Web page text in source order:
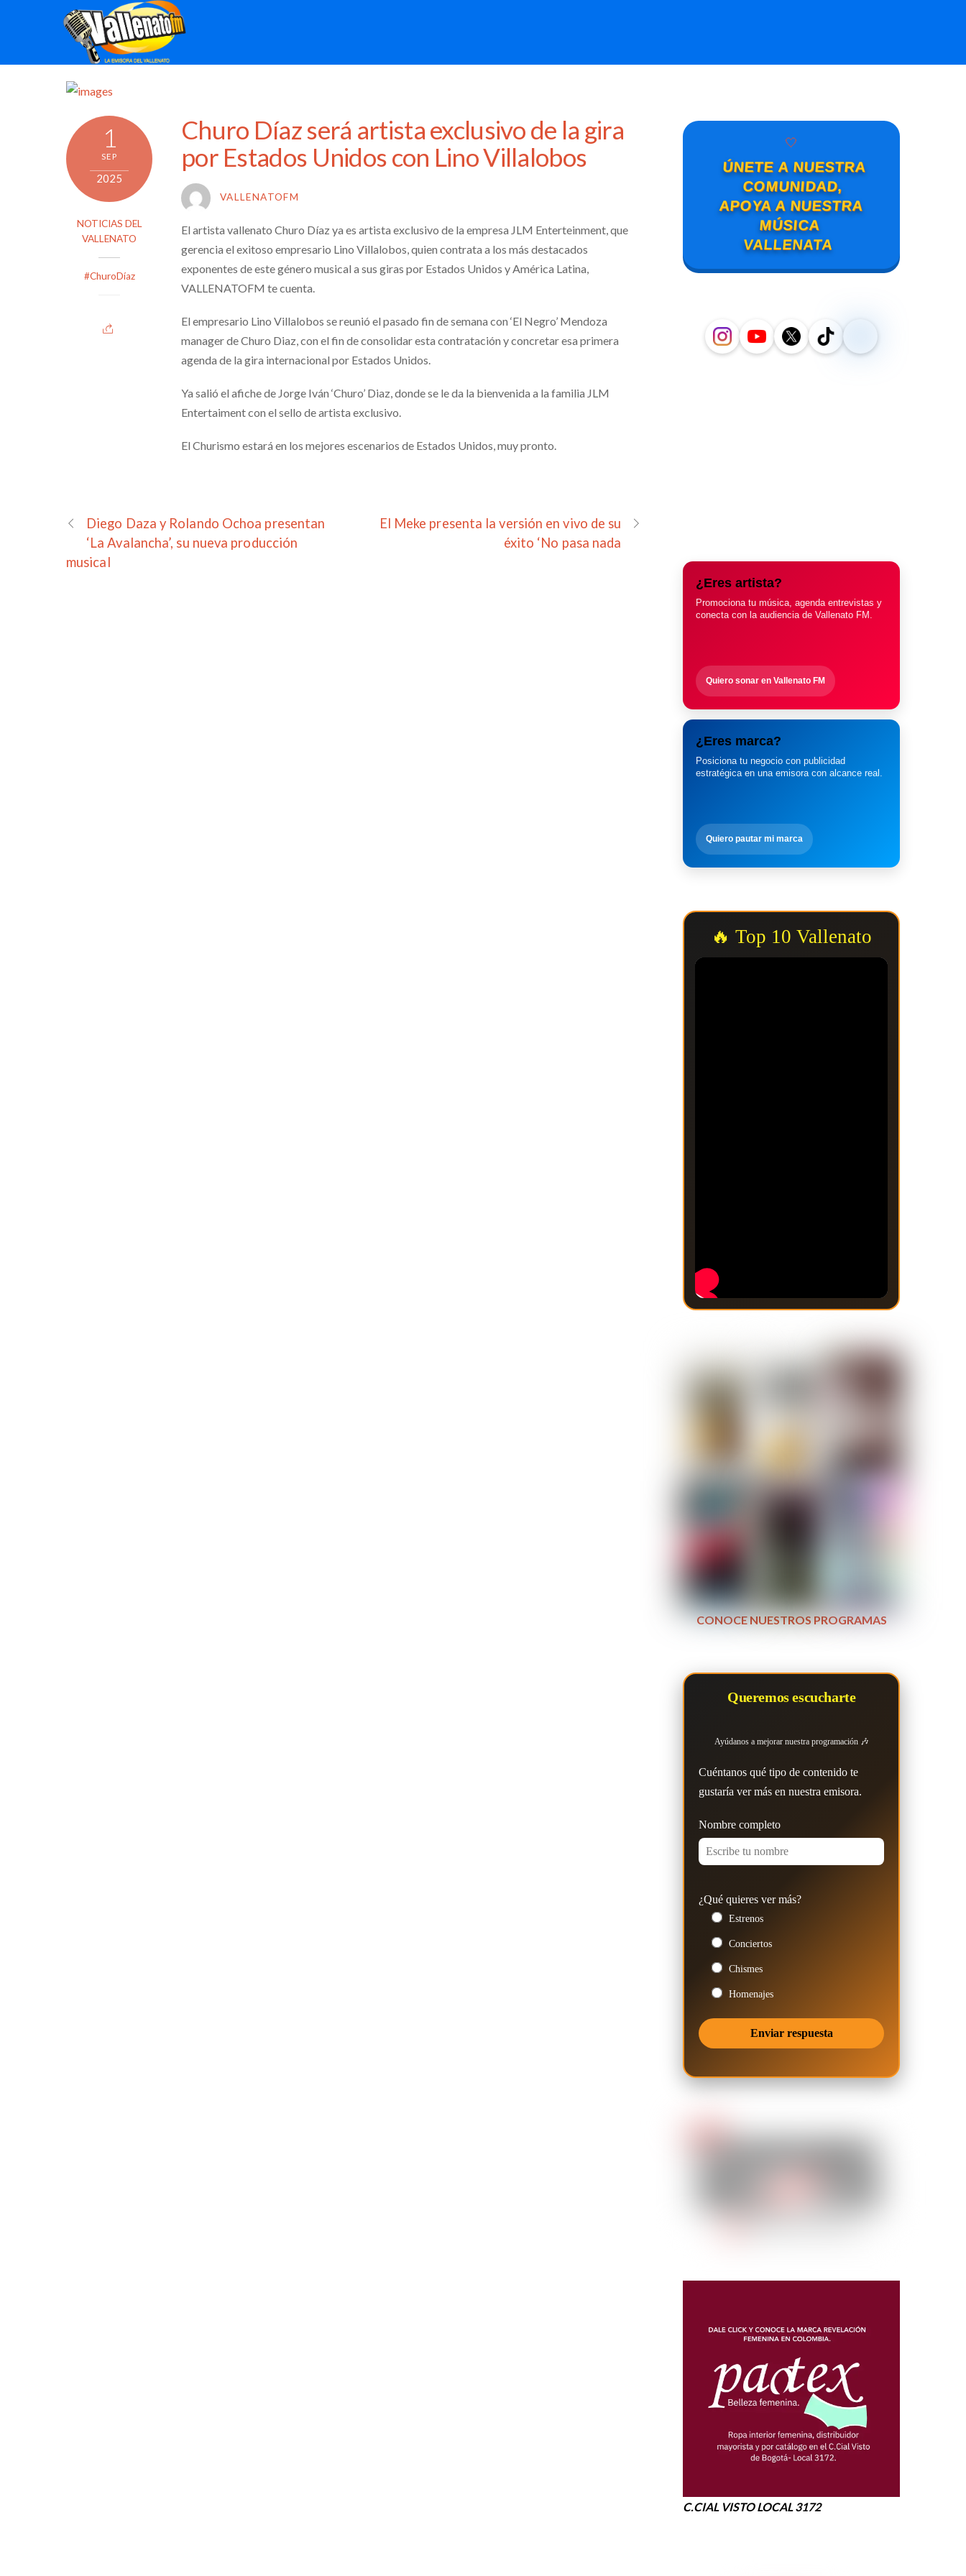
1
SEP
2025
NOTICIAS DEL
VALLENATO
#ChuroDíaz
Churo Díaz será artista exclusivo de la gira
por Estados Unidos con Lino Villalobos
VALLENATOFM
El artista vallenato Churo Díaz ya es artista exclusivo de la empresa JLM Enterteinment, que
gerencia el exitoso empresario Lino Villalobos, quien contrata a los más destacados
exponentes de este género musical a sus giras por Estados Unidos y América Latina,
VALLENATOFM te cuenta.
El empresario Lino Villalobos se reunió el pasado fin de semana con ‘El Negro’ Mendoza
manager de Churo Diaz, con el fin de consolidar esta contratación y concretar esa primera
agenda de la gira internacional por Estados Unidos.
Ya salió el afiche de Jorge Iván ‘Churo’ Diaz, donde se le da la bienvenida a la familia JLM
Entertaiment con el sello de artista exclusivo.
El Churismo estará en los mejores escenarios de Estados Unidos, muy pronto.
Diego Daza y Rolando Ochoa presentan
‘La Avalancha’, su nueva producción
musical
El Meke presenta la versión en vivo de su
éxito ‘No pasa nada
🤍
ÚNETE A NUESTRA
COMUNIDAD,
APOYA A NUESTRA
MÚSICA
VALLENATA
¿Eres artista?
Promociona tu música, agenda entrevistas y
conecta con la audiencia de Vallenato FM.
Quiero sonar en Vallenato FM
¿Eres marca?
Posiciona tu negocio con publicidad
estratégica en una emisora con alcance real.
Quiero pautar mi marca
🔥 Top 10 Vallenato
CONOCE NUESTROS PROGRAMAS
Queremos escucharte
Ayúdanos a mejorar nuestra programación 🎶
Cuéntanos qué tipo de contenido te
gustaría ver más en nuestra emisora.
Nombre completo
¿Qué quieres ver más?
Estrenos
Conciertos
Chismes
Homenajes
C.CIAL VISTO LOCAL 3172